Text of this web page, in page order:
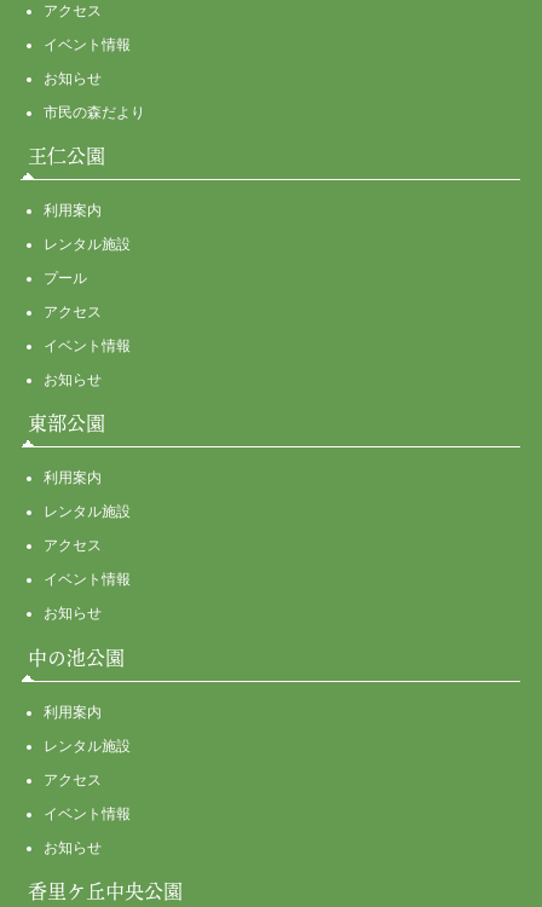
アクセス
イベント情報
お知らせ
市民の森だより
王仁公園
利用案内
レンタル施設
プール
アクセス
イベント情報
お知らせ
東部公園
利用案内
レンタル施設
アクセス
イベント情報
お知らせ
中の池公園
利用案内
レンタル施設
アクセス
イベント情報
お知らせ
香里ケ丘中央公園